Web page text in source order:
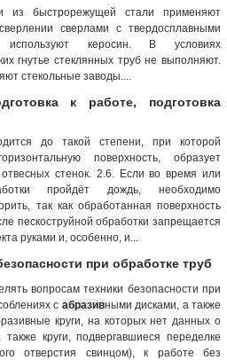
из быстрорежущей стали применяют
сверлами с твердосплавными
керосин. В условиях
гнутье стеклянных труб не выполняют.
стекольные заводы....
к работе, подготовка
до такой степени, при которой
поверхность, образует
стенок. 2.6. Если во время или
пройдёт дождь, необходимо
так как обработанная поверхность
пескоструйной обработки запрещается
руками и, особенно, и...
при обработке труб
вопросам техники безопасности при
с абразивными дисками, а также
круги, на которых нет данных о
круги, подвергавшиеся переделке
отверстия свинцом), к работе без